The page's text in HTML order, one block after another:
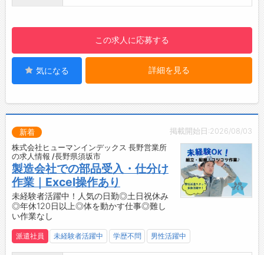
【職場の雰囲気】
・立ち作業です！
・皆さん黙々と作業しています。
・制服貸与（上下制服、帽子、前掛け、耳栓、
・安全靴
・喫煙所（指定）
☆----------------------------------------
☆
◆時間単位年休制度あり！
有給休暇は1時間分、2時間分と時間単位でも取
☆----------------------------------------
この求人に応募する
気になる 詳細を見る
掲載開始日:2026/08/03
新着
株式会社ヒューマンインデックス 長野営業所
の求人情報 /長野県須坂市
製造会社での部品受入・仕分け
作業｜Excel操作あり
未経験者活躍中！人気の日勤◎土日祝休み
◎年休120日以上◎体を動かす仕事◎難し
い作業なし
派遣社員 未経験者活躍中 学歴不問 男性活躍中